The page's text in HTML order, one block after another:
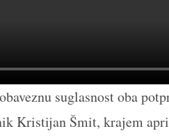
suglasnost oba
Kristijan Šmit, krajem